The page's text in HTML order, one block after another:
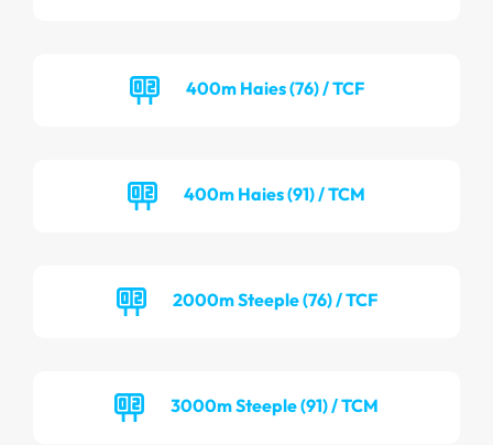
400m Haies (76) / TCF
400m Haies (91) / TCM
2000m Steeple (76) / TCF
3000m Steeple (91) / TCM